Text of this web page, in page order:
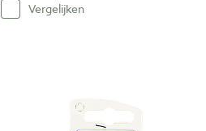
Vergelijken